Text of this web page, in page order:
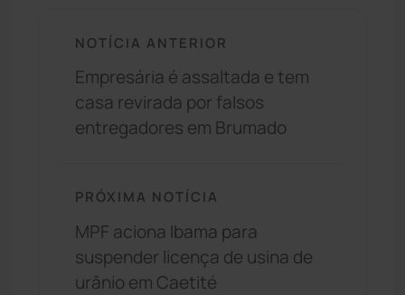
NOTÍCIA ANTERIOR
Empresária é assaltada e tem
casa revirada por falsos
entregadores em Brumado
PRÓXIMA NOTÍCIA
MPF aciona Ibama para
suspender licença de usina de
urânio em Caetité